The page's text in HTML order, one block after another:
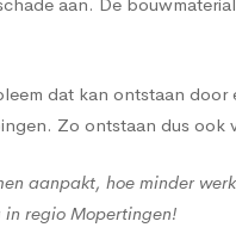
dat kan ontstaan
Zo ontstaan dus
aanpakt, hoe minder
regio Mopertingen!